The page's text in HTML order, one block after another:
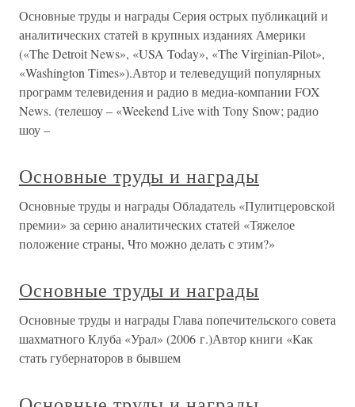
Основные труды и награды Серия острых публикаций и
аналитических статей в крупных изданиях Америки
(«The Detroit News», «USA Today», «The Virginian-Pilot»,
«Washington Times»).Автор и телеведущий популярных
программ телевидения и радио в медиа-компании FOX
News. (телешоу – «Weekend Live with Tony Snow; радио
шоу –
Основные труды и награды
Основные труды и награды Обладатель «Пулитцеровской
премии» за серию аналитических статей «Тяжелое
положение страны, Что можно делать с этим?»
Основные труды и награды
Основные труды и награды Глава попечительского совета
шахматного Клуба «Урал» (2006 г.)Автор книги «Как
стать губернаторов в бывшем